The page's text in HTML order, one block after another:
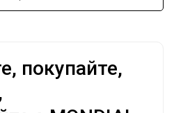
покупайте,